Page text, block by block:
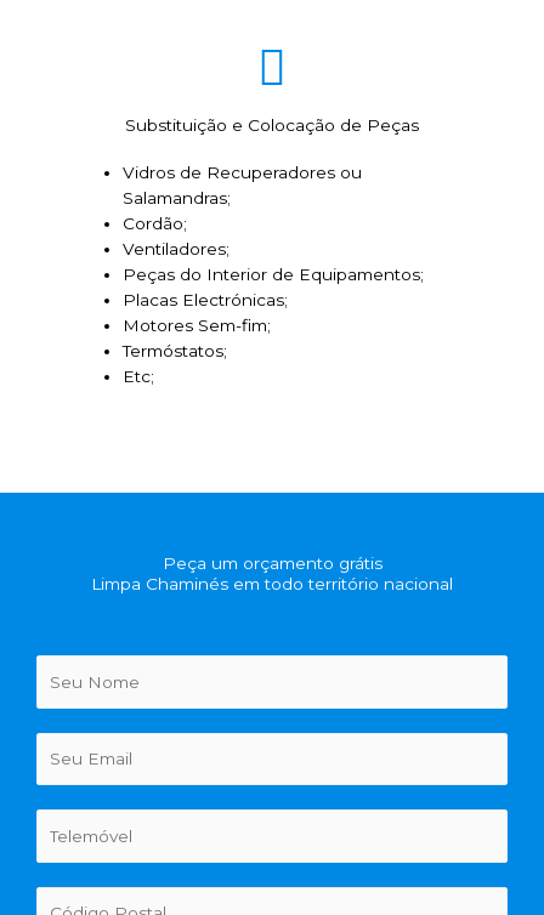
Substituição e Colocação de Peças
Vidros de Recuperadores ou
Salamandras;
Cordão;
Ventiladores;
Peças do Interior de Equipamentos;
Placas Electrónicas;
Motores Sem-fim;
Termóstatos;
Etc;
Peça um orçamento grátis
Limpa Chaminés em todo território nacional